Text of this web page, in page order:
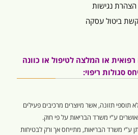
הצהרת נגישות
ביטול עסקה
או המלצה לטיפול או כוונה
סגולות ריפוי:
תוספי תזונה, אשר מיוצרים מרכיבים פעילים
ע”י משרד הבריאות על פי חוק.
ע”י משרד הבריאות, מתייחס אך ורק לבטיחות